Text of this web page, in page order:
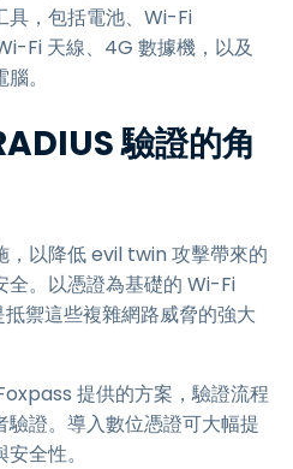
具，包括電池、Wi-Fi
Fi 天線、4G 數據機，以及
。
驗證的角
，以降低 evil twin 攻擊帶來的
。以憑證為基礎的 Wi-Fi
禦這些複雜網路威脅的強大
提供的方案，驗證流程
證。導入數位憑證可大幅提
全性。